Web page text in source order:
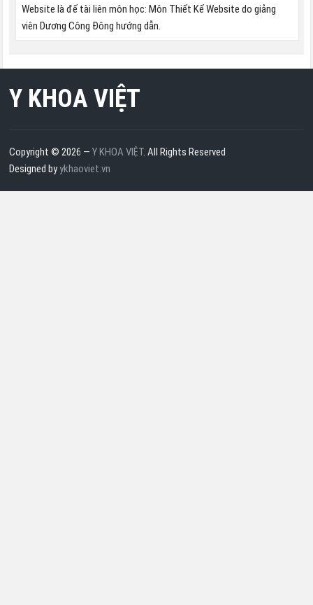
Website là đế tài liên môn học: Môn Thiết Kế Website do giảng
viên Dương Công Đông hướng dẫn.
Y KHOA VIỆT
Copyright © 2026 —Y KHOA VIỆT. All Rights Reserved
Designed byykhaoviet.vn